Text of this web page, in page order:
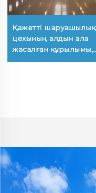
Қажетті шаруашылық
цехының алдын ала
жасалған құрылымы,
металл ангар, металл